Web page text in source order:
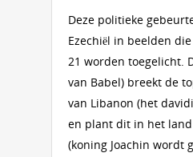
Deze politieke
Ezechiël in beelden
21 worden toegelicht.
van Babel) breekt de
van Libanon (het
en plant dit in het
(koning Joachin wordt